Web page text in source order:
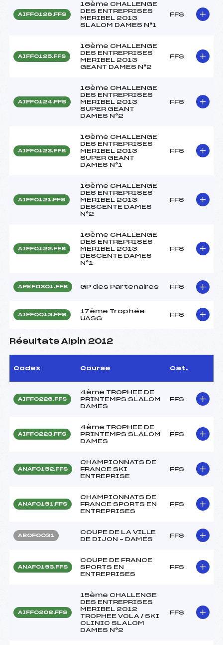
AIFF0126.FFS
16ème CHALLENGE
DES ENTREPRISES
MERIBEL 2013
SLALOM DAMES N°1
FFS
AIFF0125.FFS
16ème CHALLENGE
DES ENTREPRISES
MERIBEL 2013
GEANT DAMES N°2
FFS
AIFF0124.FFS
16ème CHALLENGE
DES ENTREPRISES
MERIBEL 2013
SUPER GEANT
DAMES N°2
FFS
AIFF0123.FFS
16ème CHALLENGE
DES ENTREPRISES
MERIBEL 2013
SUPER GEANT
DAMES N°1
FFS
AIFF0121.FFS
16ème CHALLENGE
DES ENTREPRISES
MERIBEL 2013
DESCENTE DAMES
N°2
FFS
AIFF0122.FFS
16ème CHALLENGE
DES ENTREPRISES
MERIBEL 2013
DESCENTE DAMES
N°1
FFS
APEF0301.FFS GP des Partenaires FFS
AIFF0013.FFS
17ème Trophée
UASG
FFS
Résultats Alpin 2012
Codex Course Cat.
AIFF0226.FFS
4ème TROPHEE DE
PRINTEMPS SLALOM
DAMES
FFS
AIFF0223.FFS
4ème TROPHEE DE
PRINTEMPS SLALOM
DAMES
FFS
ANAF0152.FFS
CHAMPIONNATS DE
FRANCE SKI
ENTREPRISE
FFS
ANAF0151.FFS
CHAMPIONNATS DE
FRANCE SPORTS EN
ENTREPRISES
FFS
ABOF0031
COUPE DE LA VILLE
DE DIJON – DAMES
FFS
ANAF0153.FFS
COUPE DE FRANCE
SPORTS EN
ENTREPRISES
FFS
AIFF0208.FFS
15ème CHALLENGE
DES ENTREPRISES
MERIBEL 2012
TROPHEE VOLA / SKI
CLINIC SLALOM
DAMES N°2
FFS